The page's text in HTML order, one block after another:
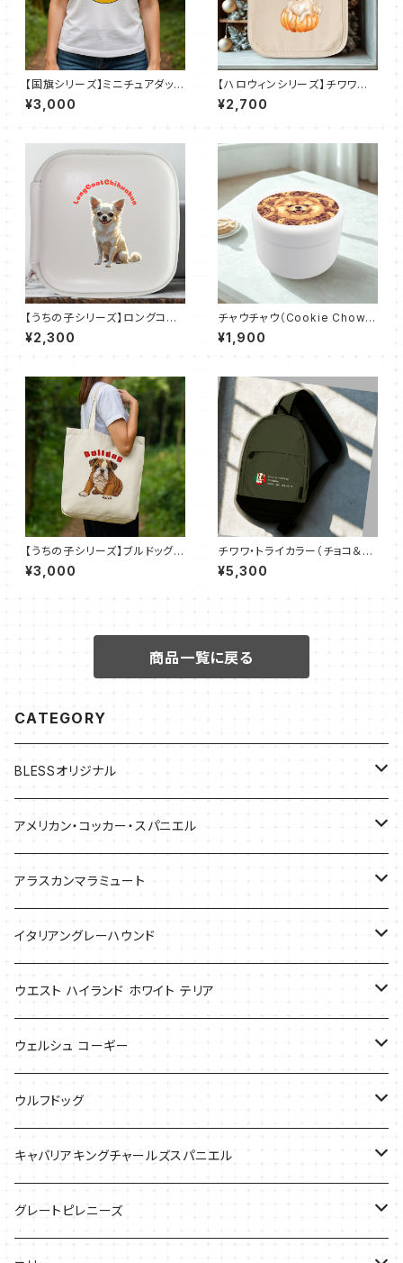
【国旗シリーズ】ミニチュアダック
スフンド×ドイツ国旗｜ドライＴ
シャツ（全50色）
¥3,000
【ハロウィンシリーズ】チワワ｜
ロコトート（Ｓ）
¥2,700
【うちの子シリーズ】ロングコー
トチワワ 【ホワイト】｜レザー
スタイルマルチケース（全3色）
¥2,300
チャウチャウ（Cookie Chow）
おでかけトリーツ缶
¥1,900
【うちの子シリーズ】ブルドッグ｜
キャンバストート M（全7色）
¥3,000
チワワ・トライカラー（チョコ＆タ
ン＆ホワイト）コーティングスリ
ングバッグ（全3色）
¥5,300
商品一覧に戻る
CATEGORY
BLESSオリジナル
バッグ
アメリカン・コッカー・スパニエル
バッグ
Tシャツ
アラスカンマラミュート
Tシャツ
バッグ
ケース
イタリアングレーハウンド
ケース
バッグ
Tシャツ
ウエスト ハイランド ホワイト テリア
ケース
バッグ
ウェルシュ コーギー
Tシャツ
バッグ
ケース
ウルフドッグ
Tシャツ
キャバリアキングチャールズスパニエル
バッグ
グレートピレニーズ